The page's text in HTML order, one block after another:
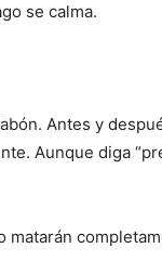
se calma.
Antes y
Aunque diga
matarán